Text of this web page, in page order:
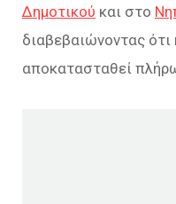
Δημοτικού και στο
διαβεβαιώνοντας ότι
αποκατασταθεί